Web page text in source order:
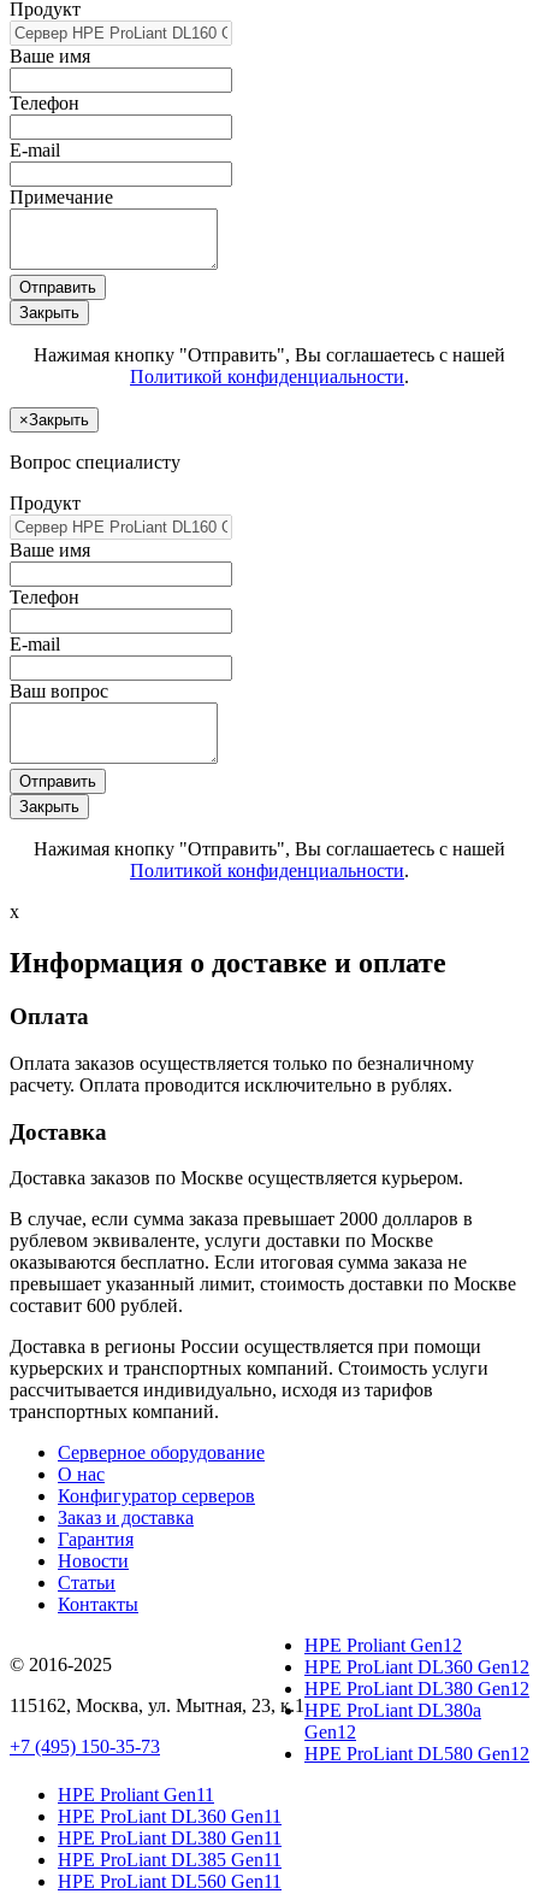
Продукт
Ваше имя
Телефон
E-mail
Примечание
Отправить
Закрыть
Нажимая кнопку "Отправить", Вы соглашаетесь с нашей
Политикой конфиденциальности.
×Закрыть
Вопрос специалисту
Продукт
Ваше имя
Телефон
E-mail
Ваш вопрос
Отправить
Закрыть
Нажимая кнопку "Отправить", Вы соглашаетесь с нашей
Политикой конфиденциальности.
x
Информация о доставке и оплате
Оплата
Оплата заказов осуществляется только по безналичному
расчету. Оплата проводится исключительно в рублях.
Доставка
Доставка заказов по Москве осуществляется курьером.
В случае, если сумма заказа превышает 2000 долларов в
рублевом эквиваленте, услуги доставки по Москве
оказываются бесплатно. Если итоговая сумма заказа не
превышает указанный лимит, стоимость доставки по Москве
составит 600 рублей.
Доставка в регионы России осуществляется при помощи
курьерских и транспортных компаний. Стоимость услуги
рассчитывается индивидуально, исходя из тарифов
транспортных компаний.
Серверное оборудование
О нас
Конфигуратор серверов
Заказ и доставка
Гарантия
Новости
Статьи
Контакты
© 2016-2025
115162, Москва, ул. Мытная, 23, к.1
+7 (495) 150-35-73
HPE Proliant Gen12
HPE ProLiant DL360 Gen12
HPE ProLiant DL380 Gen12
HPE ProLiant DL380a
Gen12
HPE ProLiant DL580 Gen12
HPE Proliant Gen11
HPE ProLiant DL360 Gen11
HPE ProLiant DL380 Gen11
HPE ProLiant DL385 Gen11
HPE ProLiant DL560 Gen11